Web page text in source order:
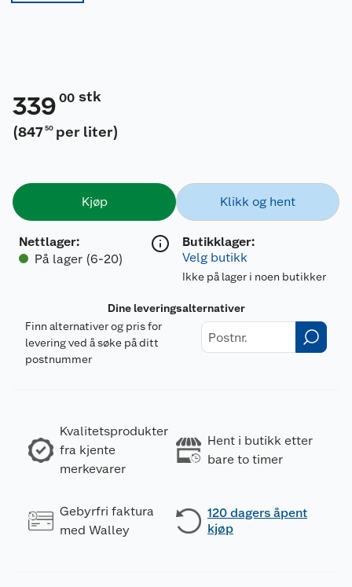
339 00 stk
(847 50 per liter)
Kjøp
Nettlager:
På lager (6-20)
Klikk og hent
Butikklager:
Velg butikk
Ikke på lager i noen butikker
Dine leveringsalternativer
Finn alternativer og pris for
levering ved å søke på ditt
postnummer
Kvalitetsprodukter
fra kjente
merkevarer
Hent i butikk etter
bare to timer
Gebyrfri faktura
med Walley
120 dagers åpent
kjøp